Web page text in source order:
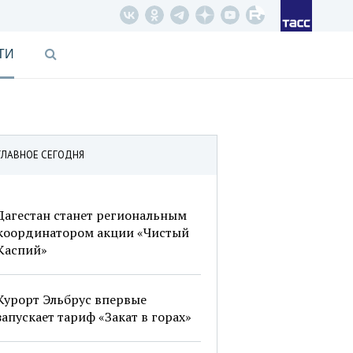
СЕГОДНЯ
станет региональным
акции «Чистый
Эльбрус впервые
тариф «Закат в горах»